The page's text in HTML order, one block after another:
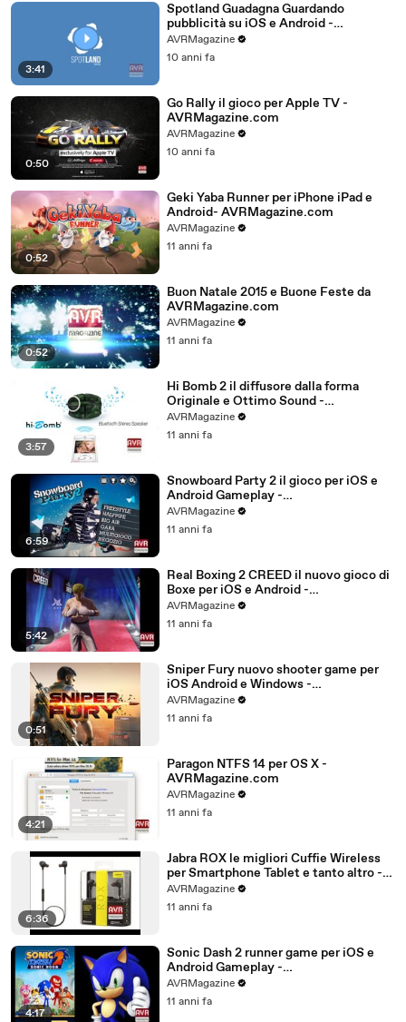
3:41
Spotland Guadagna Guardando
pubblicità su iOS e Android -
AVRMagazine.com
AVRMagazine
10 anni fa
0:50
Go Rally il gioco per Apple TV -
AVRMagazine.com
AVRMagazine
10 anni fa
0:52
Geki Yaba Runner per iPhone iPad e
Android- AVRMagazine.com
AVRMagazine
11 anni fa
0:52
Buon Natale 2015 e Buone Feste da
AVRMagazine.com
AVRMagazine
11 anni fa
3:57
Hi Bomb 2 il diffusore dalla forma
Originale e Ottimo Sound -
AVRMagazine.com
AVRMagazine
11 anni fa
6:59
Snowboard Party 2 il gioco per iOS e
Android Gameplay -
AVRMagazine.com (720p)
AVRMagazine
11 anni fa
5:42
Real Boxing 2 CREED il nuovo gioco di
Boxe per iOS e Android -
AVRMagazine.com
AVRMagazine
11 anni fa
0:51
Sniper Fury nuovo shooter game per
iOS Android e Windows -
AVRMagazine.com
AVRMagazine
11 anni fa
4:21
Paragon NTFS 14 per OS X -
AVRMagazine.com
AVRMagazine
11 anni fa
6:36
Jabra ROX le migliori Cuffie Wireless
per Smartphone Tablet e tanto altro -
AVRMagazine.com (720p)
AVRMagazine
11 anni fa
4:17
Sonic Dash 2 runner game per iOS e
Android Gameplay -
AVRMagazine.com
AVRMagazine
11 anni fa